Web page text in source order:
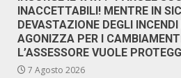
INACCETTABILI! MENTRE IN
DEVASTAZIONE DEGLI
AGONIZZA PER I
L’ASSESSORE VUOLE
7 Agosto 2026